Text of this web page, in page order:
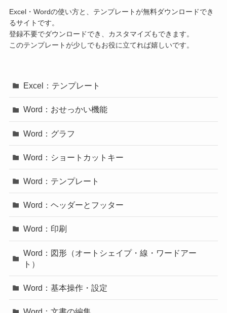
Excel・Wordの使い方と、テンプレートが無料ダウンロードでき
るサイトです。
登録不要でダウンロードでき、カスタマイズもできます。
このテンプレートが少しでもお役に立てれば嬉しいです。
Excel：テンプレート
Word：おせっかい機能
Word：グラフ
Word：ショートカットキー
Word：テンプレート
Word：ヘッダーとフッター
Word：印刷
Word：図形（オートシェイプ・線・ワードアー
ト）
Word：基本操作・設定